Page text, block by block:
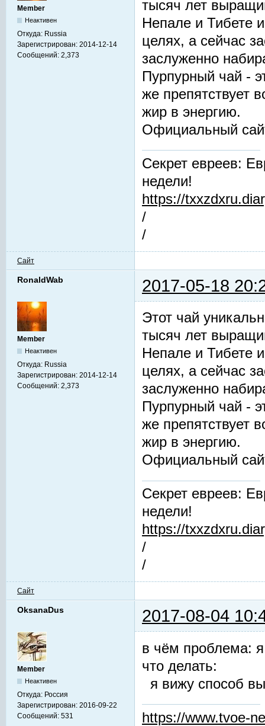
Member
Неактивен
Откуда: Russia
Зарегистрирован: 2014-12-14
Сообщений: 2,373
тысяч лет
Непале и Тибете
целях, а сейчас
заслуженно
Пурпурный чай -
же препятствует
жир в энергию.
Официальный
Секрет евреев:
недели!
https://
/
/
Сайт
RonaldWab 2017-05-18
Member
Неактивен
Откуда: Russia
Зарегистрирован: 2014-12-14
Сообщений: 2,373
Этот чай
тысяч лет
Непале и Тибете
целях, а сейчас
заслуженно
Пурпурный чай -
же препятствует
жир в энергию.
Официальный
Секрет евреев:
недели!
https://
/
/
Сайт
OksanaDus 2017-08-04
Member
Неактивен
Откуда: Россия
Зарегистрирован: 2016-09-22
Сообщений: 531
в чём проблема:
что делать:
я вижу способ
https://www.tvoe-